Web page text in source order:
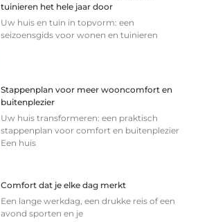
tuinieren het hele jaar door
Uw huis en tuin in topvorm: een
seizoensgids voor wonen en tuinieren
Stappenplan voor meer wooncomfort en
buitenplezier
Uw huis transformeren: een praktisch
stappenplan voor comfort en buitenplezier
Een huis
Comfort dat je elke dag merkt
Een lange werkdag, een drukke reis of een
avond sporten en je